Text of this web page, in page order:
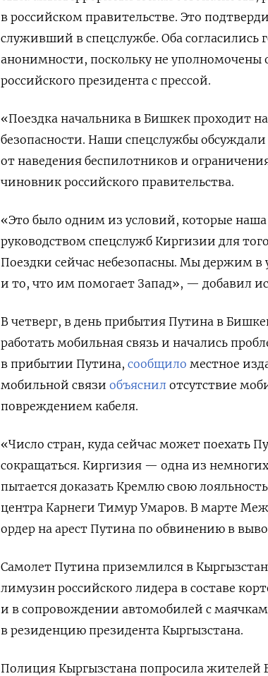
в российском правительстве. Это
служивший в спецслужбе. Оба согласились
анонимности, поскольку не уполномочены
российского президента с прессой.
«Поездка начальника в Бишкек проходит
безопасности. Наши спецслужбы
от наведения беспилотников и
чиновник российского правительства.
«Это было одним из условий, которые наша
руководством спецслужб Киргизии для
Поездки сейчас небезопасны. Мы держим в
и то, что им помогает Запад», — добавил
В четверг, в день прибытия Путина в
работать мобильная связь и начались
в прибытии Путина, сообщило местное
мобильной связи объяснил отсутствие
повреждением кабеля.
«Число стран, куда сейчас может поехать
сокращаться. Киргизия — одна из
пытается доказать Кремлю свою
центра Карнеги Тимур Умаров. В марте
ордер на арест Путина по обвинению в
Самолет Путина приземлился в
лимузин российского лидера в составе
и в сопровождении автомобилей с
в резиденцию президента Кыргызстана.
Полиция Кыргызстана попросила жителей